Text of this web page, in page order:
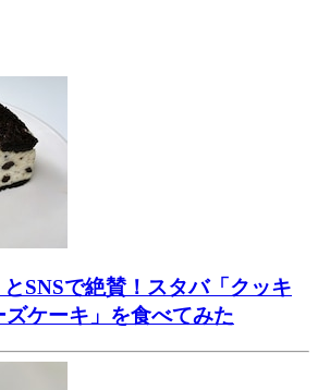
とSNSで絶賛！スタバ「クッキ
ケーキ」を食べてみた